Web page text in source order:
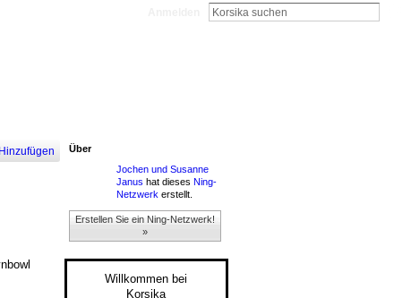
Hinzufügen
Über
Jochen und Susanne
Janus hat dieses Ning-
Netzwerk erstellt.
Erstellen Sie ein Ning-Netzwerk!
»
Willkommen bei
Korsika